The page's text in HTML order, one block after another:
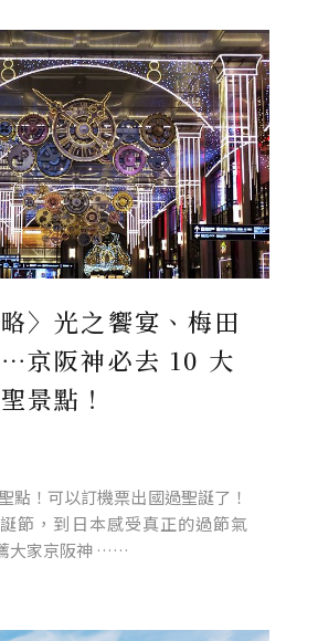
〉光之饗宴、梅田
京阪神必去 10 大
景點！
點！可以訂機票出國過聖誕了！
節，到日本感受真正的過節氣
大家京阪神 ……